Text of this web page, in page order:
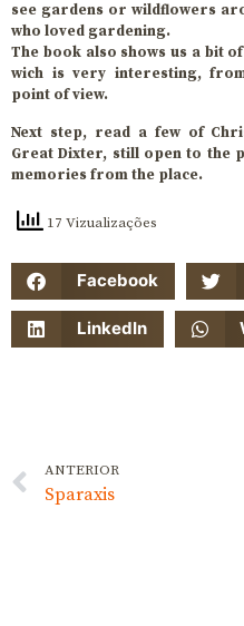
see gardens or wildflowers
who loved gardening.
The book also shows us a bit
wich is very interesting,
point of view.
Next step, read a few of
Great Dixter, still open to the
memories from the place.
17 Vizualizações
Facebook
LinkedIn
ANTERIOR
Sparaxis